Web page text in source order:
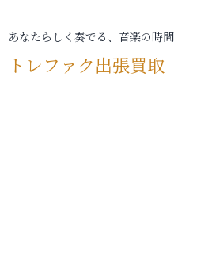
あなたらしく奏でる、音楽の時間
トレファク出張買取